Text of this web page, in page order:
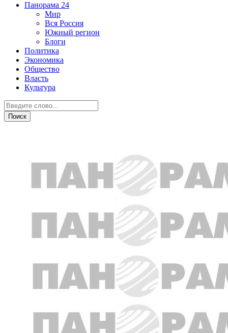
Панорама 24
Мир
Вся Россия
Южный регион
Блоги
Политика
Экономика
Общество
Власть
Культура